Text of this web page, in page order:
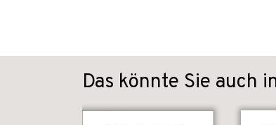
Das könnte Sie auch